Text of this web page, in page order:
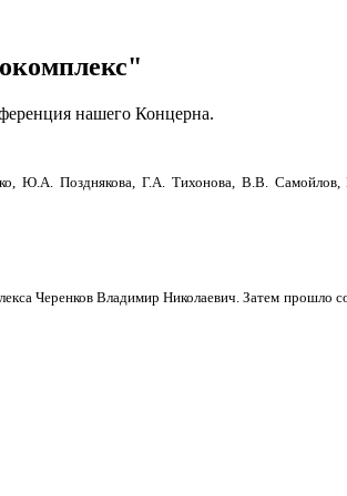
нашего Концерна.
Ю.А. Позднякова, Г.А. Тихонова, В.В.
Черенков Владимир Николаевич. Затем прошло